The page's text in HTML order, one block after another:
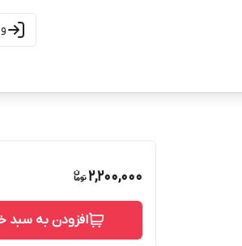
2,200,000
افزودن به سبد